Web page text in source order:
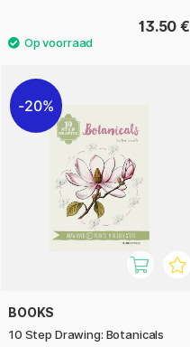
13.50 €
20%
BOOKS
10 Step Drawing: Botanicals